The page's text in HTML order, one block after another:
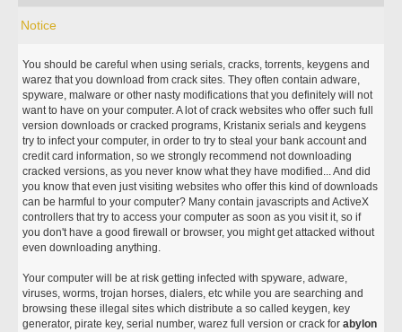
Notice
You should be careful when using serials, cracks, torrents, keygens and
warez that you download from crack sites. They often contain adware,
spyware, malware or other nasty modifications that you definitely will not
want to have on your computer. A lot of crack websites who offer such full
version downloads or cracked programs, Kristanix serials and keygens
try to infect your computer, in order to try to steal your bank account and
credit card information, so we strongly recommend not downloading
cracked versions, as you never know what they have modified... And did
you know that even just visiting websites who offer this kind of downloads
can be harmful to your computer? Many contain javascripts and ActiveX
controllers that try to access your computer as soon as you visit it, so if
you don't have a good firewall or browser, you might get attacked without
even downloading anything.
Your computer will be at risk getting infected with spyware, adware,
viruses, worms, trojan horses, dialers, etc while you are searching and
browsing these illegal sites which distribute a so called keygen, key
generator, pirate key, serial number, warez full version or crack forabylon